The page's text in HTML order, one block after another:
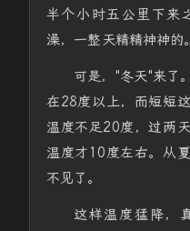
半个小时五公里下来
澡，一整天精精神神
可是，"冬天"来了
在28度以上，而短短
温度不足20度，过两
温度才10度左右。从
不见了。
这样温度猛降，